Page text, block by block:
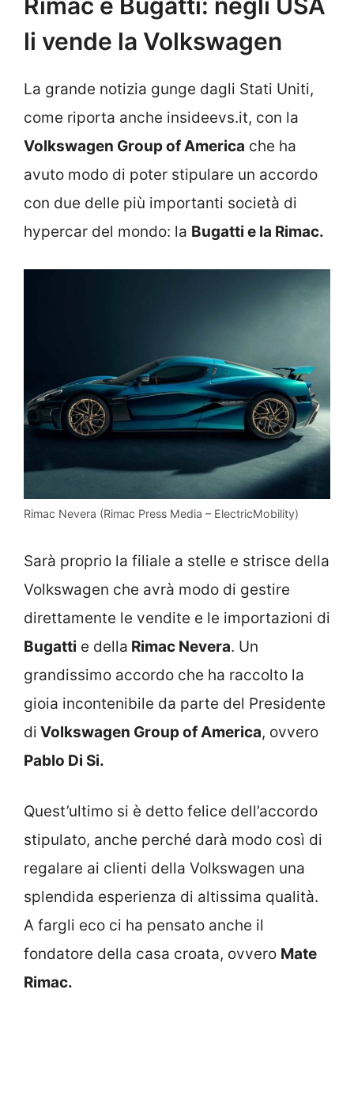
li vende la Volkswagen
La grande notizia gunge dagli Stati Uniti,
come riporta anche insideevs.it, con la
Volkswagen Group of America che ha
avuto modo di poter stipulare un accordo
con due delle più importanti società di
hypercar del mondo: la Bugatti e la Rimac.
Rimac Nevera (Rimac Press Media – ElectricMobility)
Sarà proprio la filiale a stelle e strisce della
Volkswagen che avrà modo di gestire
direttamente le vendite e le importazioni di
Bugatti e della Rimac Nevera. Un
grandissimo accordo che ha raccolto la
gioia incontenibile da parte del Presidente
di Volkswagen Group of America, ovvero
Pablo Di Si.
Quest’ultimo si è detto felice dell’accordo
stipulato, anche perché darà modo così di
regalare ai clienti della Volkswagen una
splendida esperienza di altissima qualità.
A fargli eco ci ha pensato anche il
fondatore della casa croata, ovvero Mate
Rimac.